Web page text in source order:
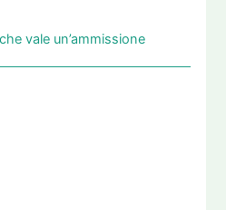
vale un’ammissione